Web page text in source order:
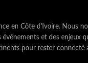
en Côte d'Ivoire. Nous
et des enjeux
pour rester connecté